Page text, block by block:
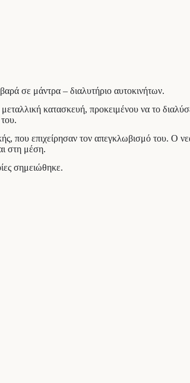
σε μάντρα – διαλυτήριο αυτοκινήτων.
κατασκευή, προκειμένου να το
που επιχείρησαν τον απεγκλωβισμό του. Ο
στη μέση.
σημειώθηκε.